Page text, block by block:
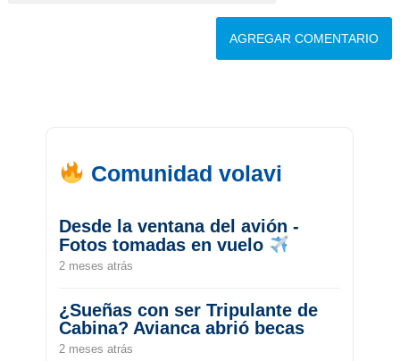
Comunidad volavi
Desde la ventana del avión -
Fotos tomadas en vuelo
2 meses atrás
¿Sueñas con ser Tripulante de
Cabina? Avianca abrió becas
2 meses atrás